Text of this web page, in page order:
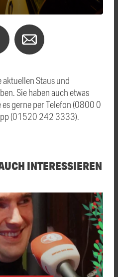
Staus und
Sie haben auch etwas
es gerne per Telefon (0800 0
(01520 242 3333).
INTERESSIEREN